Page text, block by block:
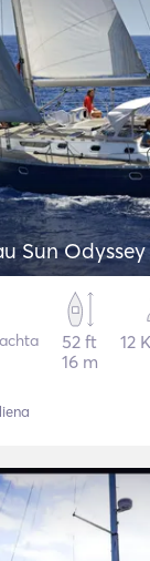
Sun Odyssey
52 ft
16 m
12